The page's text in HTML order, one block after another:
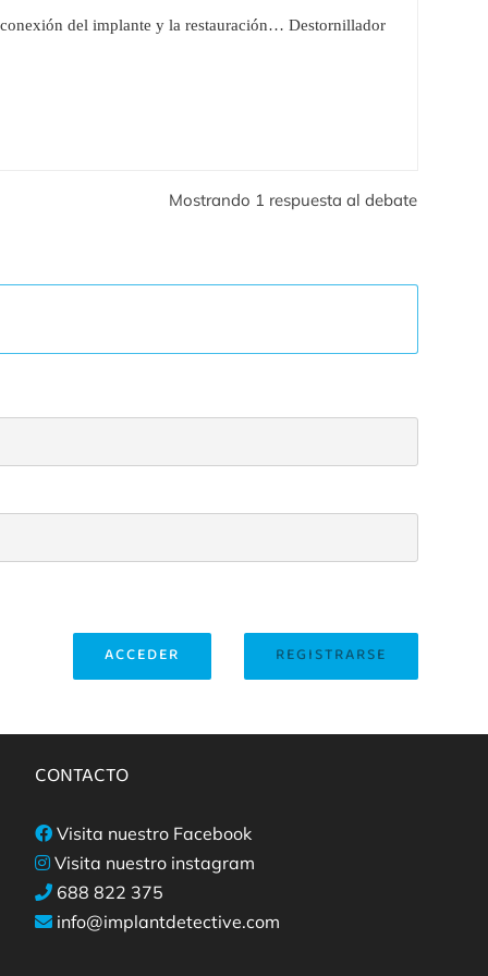
del implante y la restauración… Destornillador
Mostrando 1 respuesta al debate
REGISTRARSE
ACCEDER
CONTACTO
Visita nuestro Facebook
Visita nuestro instagram
688 822 375
info@implantdetective.com